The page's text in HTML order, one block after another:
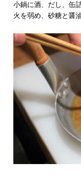
小鍋に酒、だし、缶
火を弱め、砂糖と醤